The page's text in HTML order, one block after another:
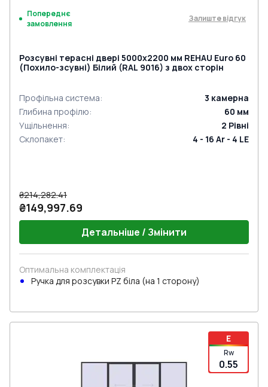
Попереднє
замовлення
Залиште відгук
Розсувні терасні двері 5000x2200 мм REHAU Euro 60
(Похило-зсувні) Білий (RAL 9016) з двох сторін
Профільна система: 3 камерна
Глибина профілю: 60 мм
Ущільнення: 2 Рівні
Склопакет: 4 - 16 Ar - 4 LE
₴214,282.41
₴149,997.69
Детальніше / Змінити
Оптимальна комплектація
Ручкa для розсувки PZ біла (на 1 сторону)
E
Rw
0.55